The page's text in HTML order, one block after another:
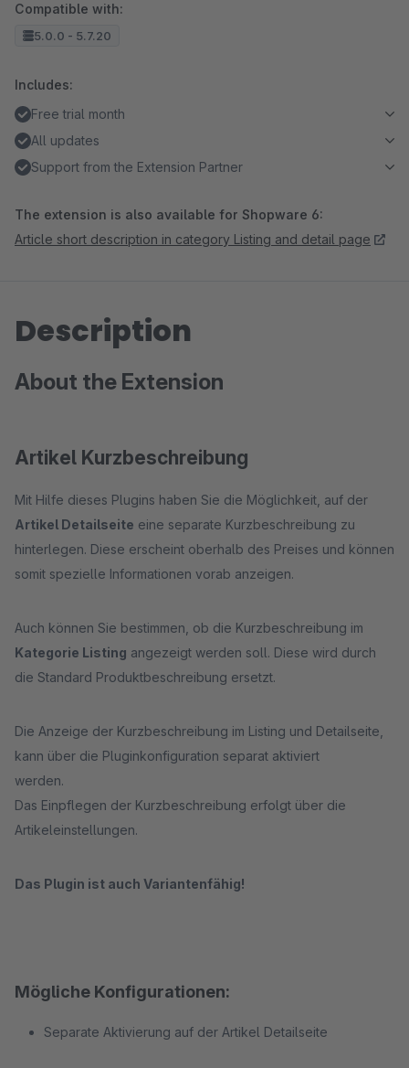
Compatible with:
5.0.0 - 5.7.20
Includes:
Free trial month
All updates
Support from the Extension Partner
The extension is also available for Shopware 6:
Article short description in category Listing and detail page
Description
About the Extension
Artikel Kurzbeschreibung
Mit Hilfe dieses Plugins haben Sie die Möglichkeit, auf der
Artikel Detailseite eine separate Kurzbeschreibung zu
hinterlegen. Diese erscheint oberhalb des Preises und können
somit spezielle Informationen vorab anzeigen.
Auch können Sie bestimmen, ob die Kurzbeschreibung im
Kategorie Listing angezeigt werden soll. Diese wird durch
die Standard Produktbeschreibung ersetzt.
Die Anzeige der Kurzbeschreibung im Listing und Detailseite,
kann über die Pluginkonfiguration separat aktiviert
werden.
Das Einpflegen der Kurzbeschreibung erfolgt über die
Artikeleinstellungen.
Das Plugin ist auch Variantenfähig!
Mögliche Konfigurationen:
Separate Aktivierung auf der Artikel Detailseite